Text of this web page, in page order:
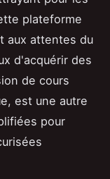
plateforme
aux attentes du
d'acquérir des
de cours
est une autre
pour